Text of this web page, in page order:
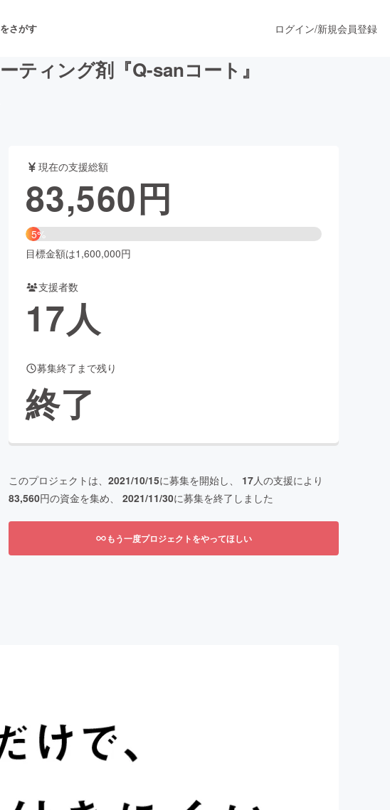
さがす
ォーマンス
ファッション
ー・ヘルスケア
ログイン/新規会員登録
ティング剤『Q-sanコート』
現在の支援総額
83,560円
5%
目標金額は1,600,000円
支援者数
17人
募集終了まで残り
終了
このプロジェクトは、 2021/10/15に募集を開始し、 17人の支援により
83,560円の資金を集め、 2021/11/30に募集を終了しました
もう一度プロジェクトをやってほしい